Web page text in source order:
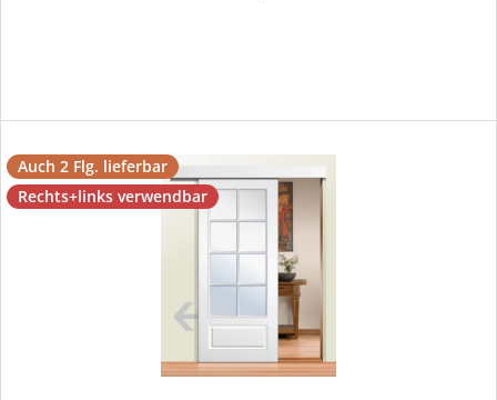
Auch 2 Flg. lieferbar
Rechts+links verwendbar